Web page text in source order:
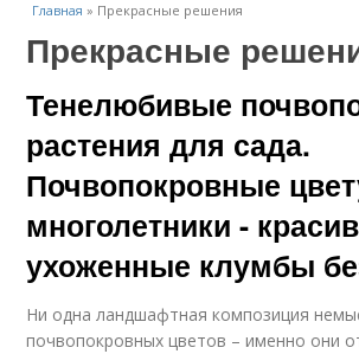
Главная » Прекрасные решения
Прекрасные
Тенелюбивые
растения для сада.
Почвопокровные
многолетники -
ухоженные клумбы
Ни одна ландшафтная композиция
почвопокровных цветов – именно они